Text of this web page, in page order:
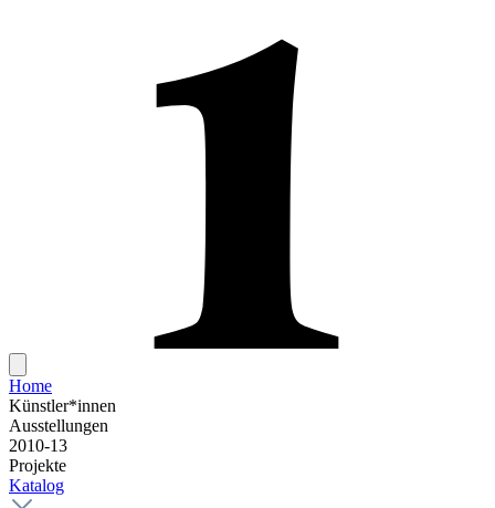
Home
Künstler*innen
Ausstellungen
2010-13
Projekte
Katalog